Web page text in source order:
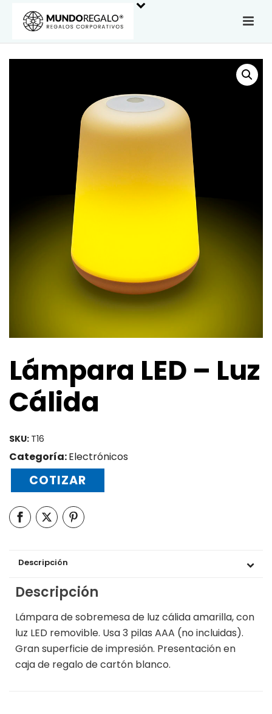
Lámpara LED – Luz
Cálida
SKU: T16
Categoría:Electrónicos
COTIZAR
Descripción
Descripción
Lámpara de sobremesa de luz cálida amarilla, con
luz LED removible. Usa 3 pilas AAA (no incluidas).
Gran superficie de impresión. Presentación en
caja de regalo de cartón blanco.